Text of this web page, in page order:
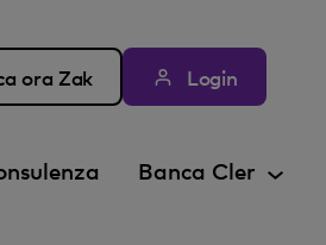
ora Zak Login
Banca Cler